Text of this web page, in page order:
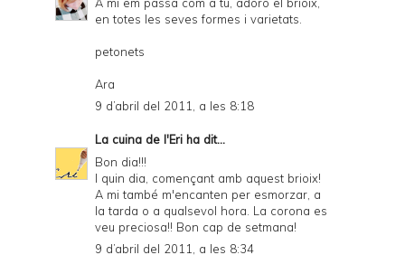
en totes les seves formes i varietats.
petonets
Ara
9 d’abril del 2011, a les 8:18
La cuina de l'Eri ha dit...
Bon dia!!!
I quin dia, començant amb aquest brioix!
A mi també m'encanten per esmorzar, a
la tarda o a qualsevol hora. La corona es
veu preciosa!! Bon cap de setmana!
9 d’abril del 2011, a les 8:34